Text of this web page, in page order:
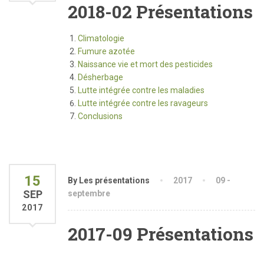
2018-02 Présentations
Climatologie
Fumure azotée
Naissance vie et mort des pesticides
Désherbage
Lutte intégrée contre les maladies
Lutte intégrée contre les ravageurs
Conclusions
15
SEP
2017
By Les présentations 2017
09 -
septembre
2017-09 Présentations